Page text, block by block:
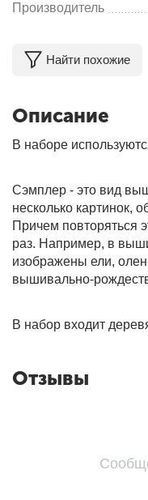
Производитель
Найти похожие
Описание
В наборе
Сэмплер - это вид
несколько картинок,
Причем повторяться
раз. Например, в
изображены ели,
вышивально-
В набор входит
Отзывы